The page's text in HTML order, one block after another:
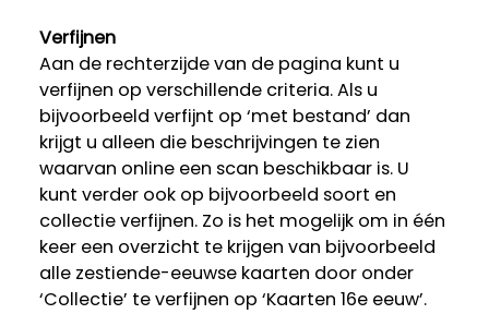
Verfijnen
Aan de rechterzijde van de pagina kunt u
verfijnen op verschillende criteria. Als u
bijvoorbeeld verfijnt op ‘met bestand’ dan
krijgt u alleen die beschrijvingen te zien
waarvan online een scan beschikbaar is. U
kunt verder ook op bijvoorbeeld soort en
collectie verfijnen. Zo is het mogelijk om in één
keer een overzicht te krijgen van bijvoorbeeld
alle zestiende-eeuwse kaarten door onder
‘Collectie’ te verfijnen op ‘Kaarten 16e eeuw’.